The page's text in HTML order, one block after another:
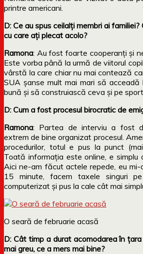
printre americani.
D: Ce au spus ceilalți membri ai
cu care ați plecat acolo?
Ramona: Au fost foarte cooperanți și
Este vorba până la urmă de viitorul
vârstă la care chiar nu mai contează
SUA șanse mult mai mari să
bună și să construiască ceva și pe sport.
D: Cum a fost procesul birocratic de
Ramona: Partea de interviu a fost
extrem de bine organizat procesul.
procedurilor, totul e pus la punct
Toată informația este online, e simplu
Aici ne-am făcut actele repede, eu
15 minute, facem taxele singuri
computerizat și pus la cale cât mai
O seară de februarie acasă
D: Cât timp a durat acomodarea în
mai greu, ce a mers mai bine?